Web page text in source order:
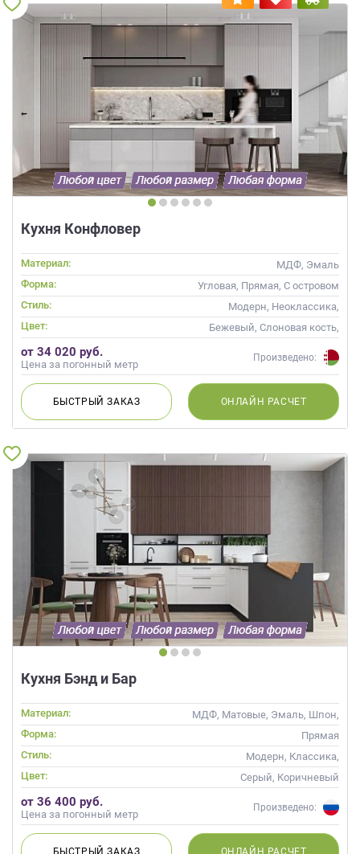
Кухня Конфловер
Материал:
МДФ, Эмаль
Форма:
Угловая, Прямая, С островом
Стиль:
Модерн, Неоклассика,
Современные
Цвет:
Бежевый, Слоновая кость,
Кремовый, Капучино
от 34 020 руб.
Цена за погонный метр
Произведено:
БЫСТРЫЙЗАКАЗ ОНЛАЙН РАСЧЕТ
Кухня Бэнд и Бар
Материал:
МДФ, Матовые, Эмаль, Шпон,
Глянцевые
Форма:
Прямая
Стиль:
Модерн, Классика,
Скандинавский, Неоклассика,
Современные
Цвет: Серый, Коричневый
от 36 400 руб.
Цена за погонный метр
Произведено:
БЫСТРЫЙЗАКАЗ ОНЛАЙН РАСЧЕТ